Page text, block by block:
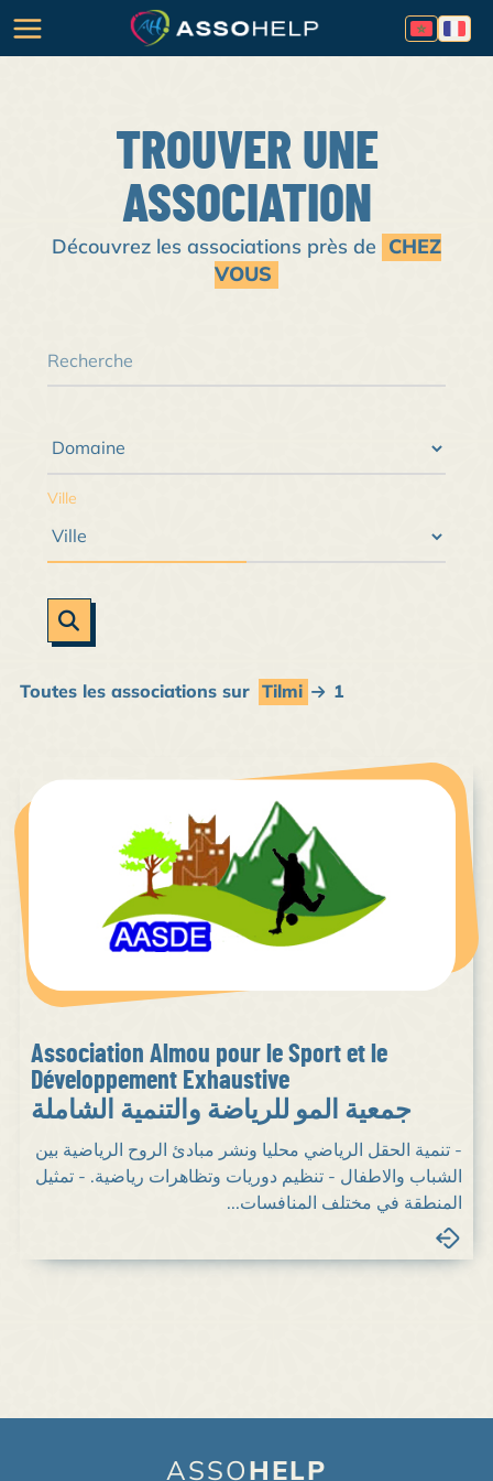
TROUVER UNE
ASSOCIATION
Découvrez les associations près de CHEZ
VOUS
Ville
Toutes les associations sur Tilmi 1
Association Almou pour le Sport et le
Développement Exhaustive
جمعية المو للرياضة والتنمية الشاملة
- تنمية الحقل الرياضي محليا ونشر مبادئ الروح الرياضية بين
الشباب والاطفال - تنظيم دوريات وتظاهرات رياضية. - تمثيل
المنطقة في مختلف المنافسات...
ASSOHELP